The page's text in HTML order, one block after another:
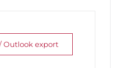
Outlook export